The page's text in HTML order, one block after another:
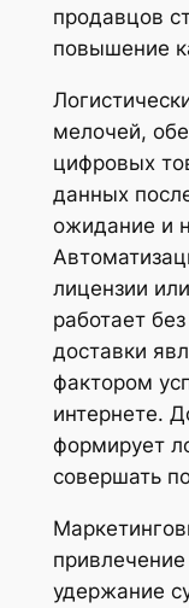
продавцов
повышение
мелочей,
цифровых
данных
ожидание и
лицензии
работает
доставки
фактором
интернете.
формирует
совершать
удержание